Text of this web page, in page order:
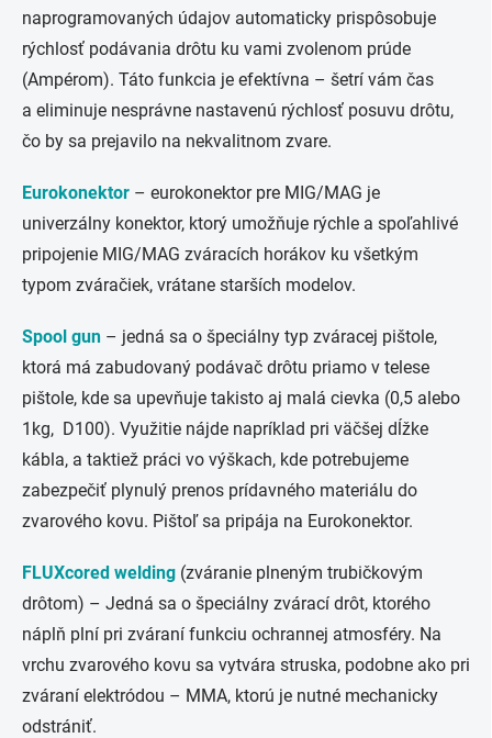
naprogramovaných údajov automaticky prispôsobuje
rýchlosť podávania drôtu ku vami zvolenom prúde
(Ampérom). Táto funkcia je efektívna – šetrí vám čas
a eliminuje nesprávne nastavenú rýchlosť posuvu drôtu,
čo by sa prejavilo na nekvalitnom zvare.
Eurokonektor – eurokonektor pre MIG/MAG je
univerzálny konektor, ktorý umožňuje rýchle a spoľahlivé
pripojenie MIG/MAG zváracích horákov ku všetkým
typom zváračiek, vrátane starších modelov.
Spool gun – jedná sa o špeciálny typ zváracej pištole,
ktorá má zabudovaný podávač drôtu priamo v telese
pištole, kde sa upevňuje takisto aj malá cievka (0,5 alebo
1kg, D100). Využitie nájde napríklad pri väčšej dĺžke
kábla, a taktiež práci vo výškach, kde potrebujeme
zabezpečiť plynulý prenos prídavného materiálu do
zvarového kovu. Pištoľ sa pripája na Eurokonektor.
FLUXcored welding (zváranie plneným trubičkovým
drôtom) – Jedná sa o špeciálny zvárací drôt, ktorého
náplň plní pri zváraní funkciu ochrannej atmosféry. Na
vrchu zvarového kovu sa vytvára struska, podobne ako pri
zváraní elektródou – MMA, ktorú je nutné mechanicky
odstrániť.